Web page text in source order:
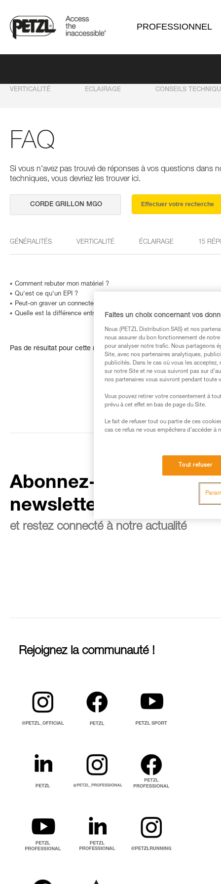
PROFESSIONNEL
VERTICALITÉ ECLAIRAGE CONSEILS
FAQ
Si vous n'avez pas trouvé de réponses à vos questions dans
techniques, vous devriez les trouver ici.
Effectuer votre recherche
GÉNÉRALITÉS VERTICALITÉ ÉCLAIRAGE 15
Comment rebuter mon matériel ?
Qu'est ce qu'un EPI ?
Peut-on graver un connecteur… ou comment identifier un produit dont
Quelle est la différence entre la poignée ASCENSION gauche et droite ?
Pas de résultat pour cette recherche
Abonnez-vous à la
newsletter
et restez connecté à notre actualité
Rejoignez la communauté !
Faites un choix concernant vos
Nous (PETZL Distribution SAS) et nos
nous assurer du bon fonctionnement de
pour analyser notre trafic. Nous partageons
Site, avec nos partenaires analytiques,
publicités. Dans le cas où vous les
sur notre Site et ne vous suivront pas sur
nos partenaires vous suivront pendant toute
Vous pouvez retirer votre consentement à
prévu à cet effet en bas de page du Site.
Le fait de refuser tout ou partie de ces
cas ce refus ne vous empêchera d’accéder à
Tout refuser